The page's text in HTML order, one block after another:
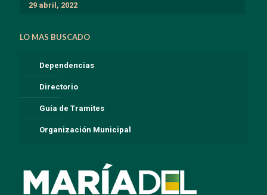
29 abril, 2022
LO MAS BUSCADO
Dependencias
Directorio
Guía de Tramites
Organización Municipal